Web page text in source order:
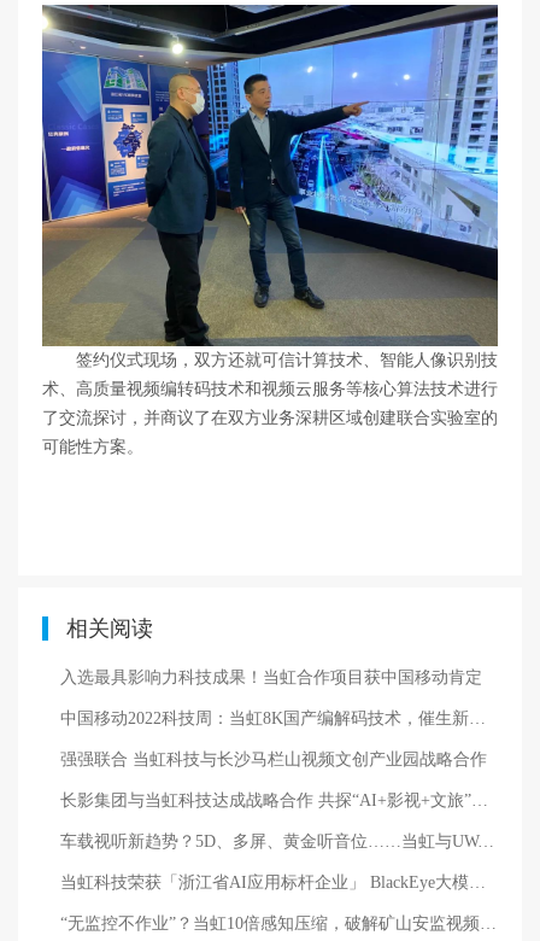
签约仪式现场，双方还就可信计算技术、智能人像识别技
术、高质量视频编转码技术和视频云服务等核心算法技术进行
了交流探讨，并商议了在双方业务深耕区域创建联合实验室的
可能性方案。
相关阅读
入选最具影响力科技成果！当虹合作项目获中国移动肯定
中国移动2022科技周：当虹8K国产编解码技术，催生新业态
强强联合 当虹科技与长沙马栏山视频文创产业园战略合作
长影集团与当虹科技达成战略合作 共探“AI+影视+文旅”融合新路径
车载视听新趋势？5D、多屏、黄金听音位……当虹与UWA联盟精彩亮相汽车盛会！
当虹科技荣获「浙江省AI应用标杆企业」 BlackEye大模型再受权威认可
“无监控不作业”？当虹10倍感知压缩，破解矿山安监视频存储难题！